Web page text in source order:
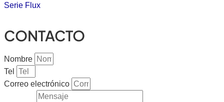
Serie Flux
CONTACTO
Nombre
Tel
Correo electrónico